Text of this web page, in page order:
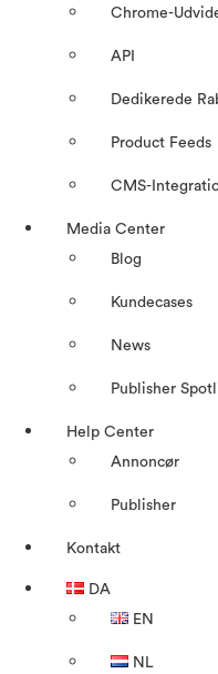
Chrome-
API
Dedikerede
Product Feeds
CMS-
Media Center
Blog
Kundecases
News
Publisher
Help Center
Annoncør
Publisher
Kontakt
DA
EN
NL